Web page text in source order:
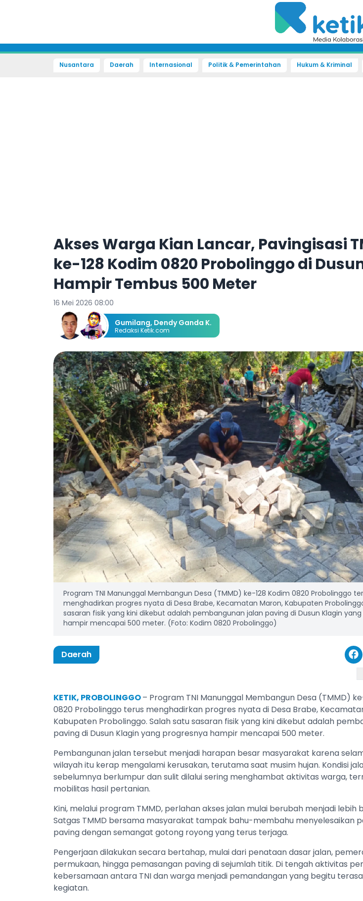
Nusantara Daerah Internasional Politik & Pemerintahan Hukum & Kriminal
Akses Warga Kian Lancar, Pavingisasi
ke-128 Kodim 0820 Probolinggo di
Hampir Tembus 500 Meter
16 Mei 2026 08:00
Gumilang, Dendy Ganda K.
Redaksi Ketik.com
Program TNI Manunggal Membangun Desa (TMMD) ke-128 Kodim 0820 Probolinggo
menghadirkan progres nyata di Desa Brabe, Kecamatan Maron, Kabupaten
sasaran fisik yang kini dikebut adalah pembangunan jalan paving di Dusun Klagin
hampir mencapai 500 meter. (Foto: Kodim 0820 Probolinggo)
Daerah
KETIK, PROBOLINGGO– Program TNI Manunggal Membangun Desa (TMMD)
0820 Probolinggo terus menghadirkan progres nyata di Desa Brabe,
Kabupaten Probolinggo. Salah satu sasaran fisik yang kini dikebut adalah
paving di Dusun Klagin yang progresnya hampir mencapai 500 meter.
Pembangunan jalan tersebut menjadi harapan besar masyarakat karena
wilayah itu kerap mengalami kerusakan, terutama saat musim hujan. Kondisi
sebelumnya berlumpur dan sulit dilalui sering menghambat aktivitas warga,
mobilitas hasil pertanian.
Kini, melalui program TMMD, perlahan akses jalan mulai berubah menjadi lebih
Satgas TMMD bersama masyarakat tampak bahu-membahu menyelesaikan
paving dengan semangat gotong royong yang terus terjaga.
Pengerjaan dilakukan secara bertahap, mulai dari penataan dasar jalan,
permukaan, hingga pemasangan paving di sejumlah titik. Di tengah aktivitas
kebersamaan antara TNI dan warga menjadi pemandangan yang begitu
kegiatan.